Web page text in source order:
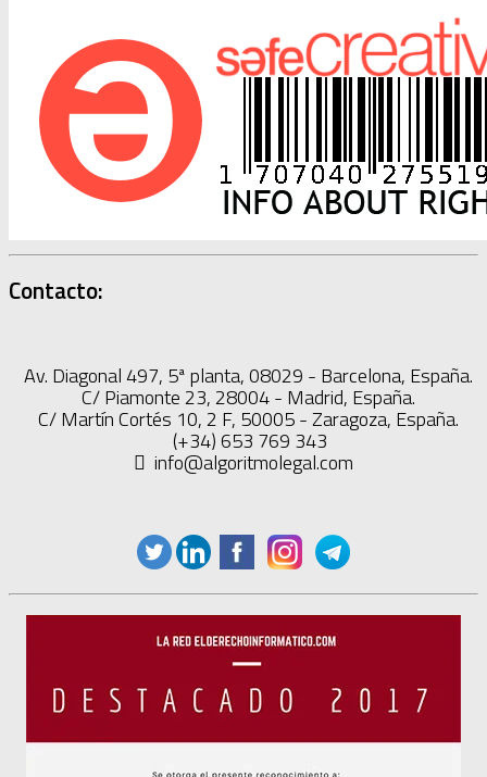
Contacto:
Av. Diagonal 497, 5ª planta, 08029 - Barcelona, España.
C/ Piamonte 23, 28004 - Madrid, España.
C/ Martín Cortés 10, 2 F, 50005 - Zaragoza, España.
(+34) 653 769 343
info@algoritmolegal.com